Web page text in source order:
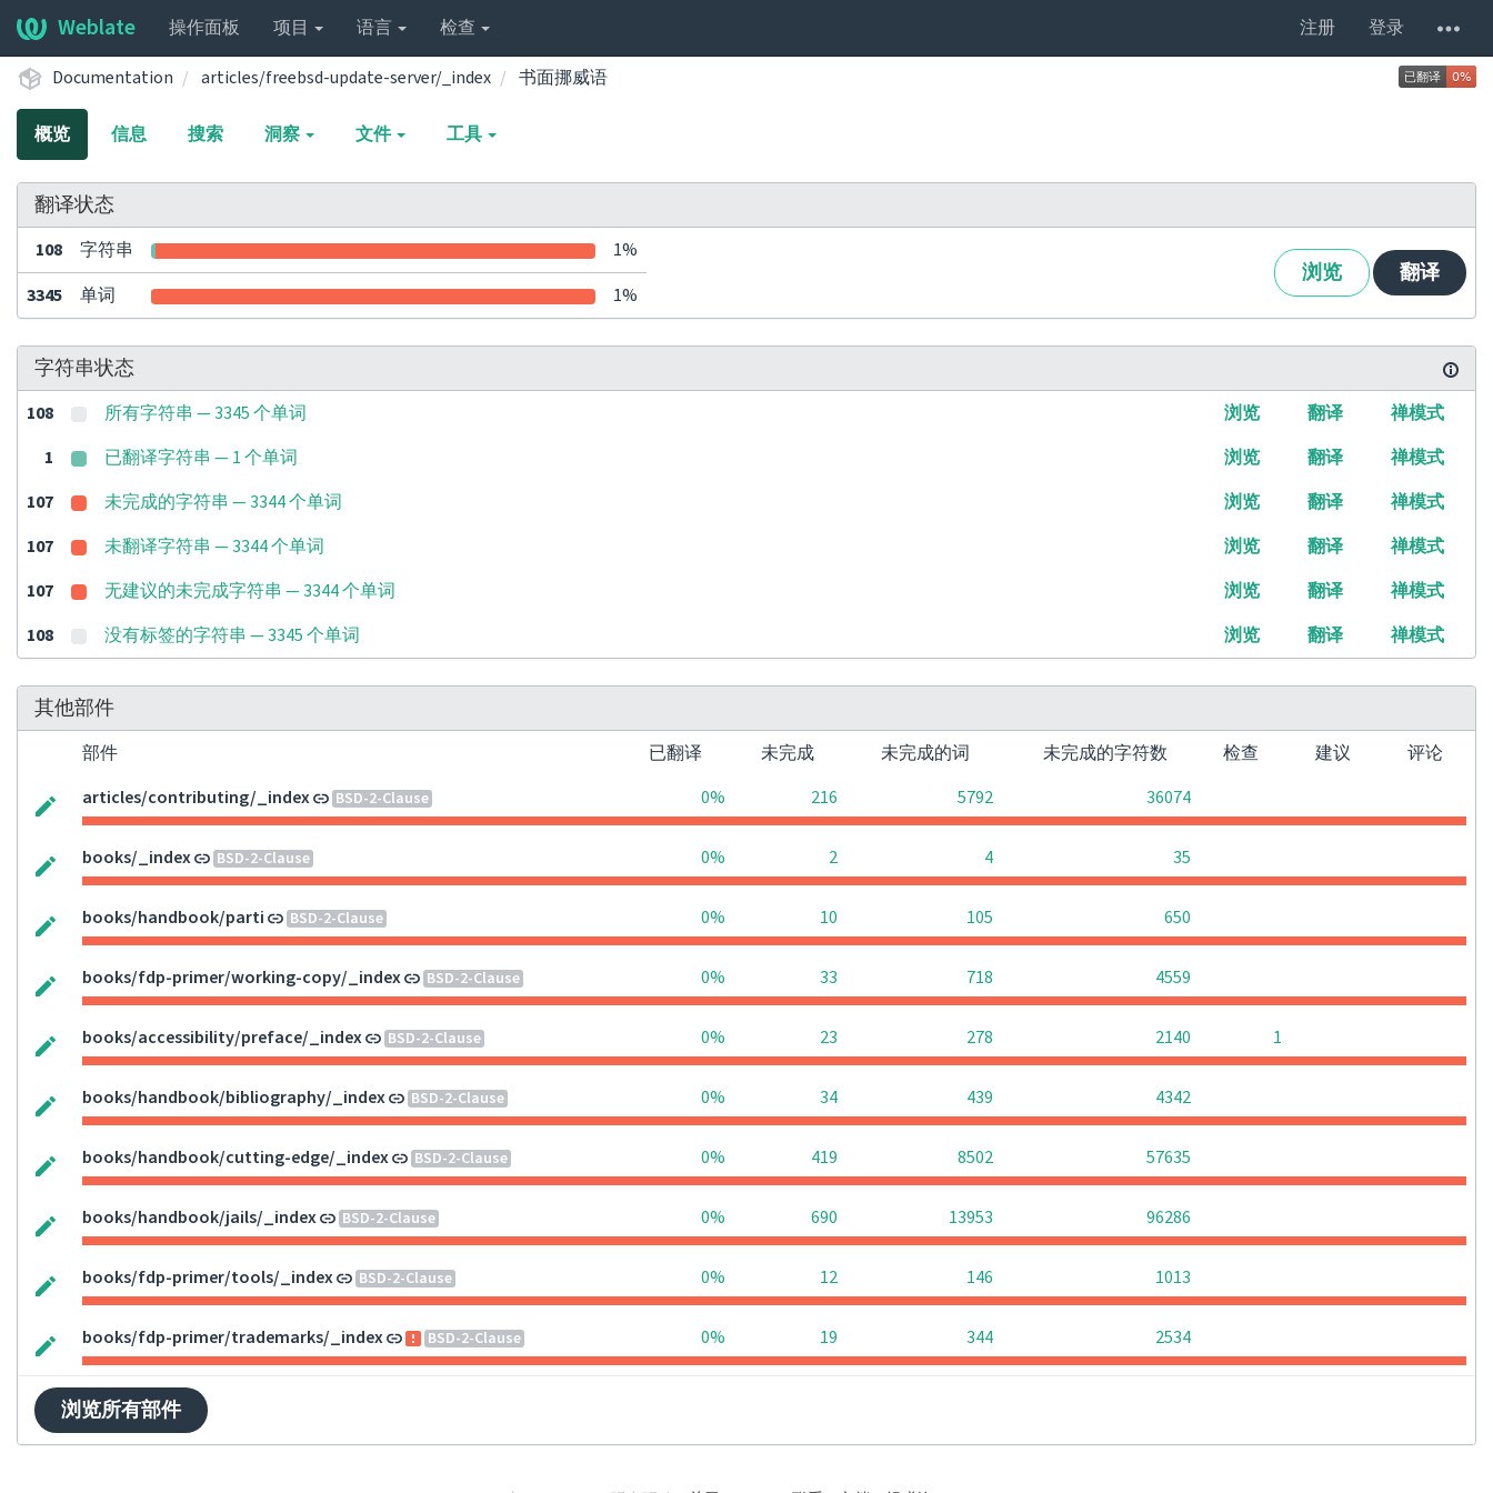
Weblate 操作面板 项目 语言 检查 注册 登录
Documentation articles/freebsd-update-server/_index 书面挪威语
概览 信息 搜索 洞察 文件 工具
翻译状态
108 字符串 1%
浏览 翻译
3345 单词 1%
字符串状态
108 所有字符串 — 3345 个单词 浏览 翻译
禅模式
1
已翻译字符串 — 1 个单词 浏览 翻译
禅模式
107
未完成的字符串 — 3344 个单词 浏览 翻译
禅模式
107
未翻译字符串 — 3344 个单词 浏览 翻译
禅模式
107
无建议的未完成字符串 — 3344 个单词 浏览 翻译
禅模式
108
没有标签的字符串 — 3345 个单词 浏览 翻译 禅模式
其他部件
部件 已翻译 未完成 未完成的词 未完成的字符数 检查 建议
评论
articles/contributing/_index
BSD-2-Clause 0% 216 5792 36074
books/_index BSD-2-Clause 0% 2 4 35
books/handbook/parti BSD-2-Clause 0% 10 105 650
books/fdp-primer/working-copy/_index BSD-2-Clause 0% 33 718 4559
books/accessibility/preface/_index BSD-2-Clause 0% 23 278 2140 1
books/handbook/bibliography/_index BSD-2-Clause 0% 34 439 4342
books/handbook/cutting-edge/_index BSD-2-Clause 0% 419 8502 57635
books/handbook/jails/_index BSD-2-Clause 0% 690 13953 96286
books/fdp-primer/tools/_index BSD-2-Clause 0% 12 146 1013
books/fdp-primer/trademarks/_index BSD-2-Clause 0% 19 344 2534
浏览所有部件